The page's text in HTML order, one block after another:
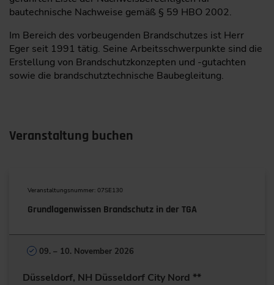
bautechnische Nachweise gemäß § 59 HBO 2002.
Im Bereich des vorbeugenden Brandschutzes ist Herr
Eger seit 1991 tätig. Seine Arbeitsschwerpunkte sind die
Erstellung von Brandschutzkonzepten und -gutachten
sowie die brandschutztechnische Baubegleitung.
Veranstaltung buchen
Veranstaltungsnummer: 07SE130
Grundlagenwissen Brandschutz in der TGA
09. – 10. November 2026
Düsseldorf, NH Düsseldorf City Nord **